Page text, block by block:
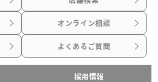
オンライン相談
よくあるご質問
採用情報